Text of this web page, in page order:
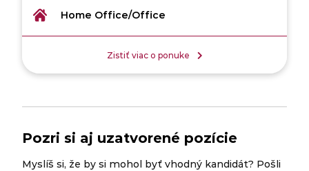
Home Office/Office
Zistiť viac o ponuke
Pozri si aj uzatvorené pozície
Myslíš si, že by si mohol byť vhodný kandidát? Pošli